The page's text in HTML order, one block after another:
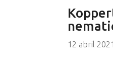
12 abril 2021